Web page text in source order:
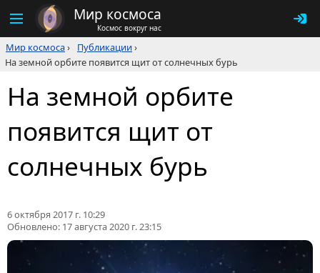
Мир космоса
Космос вокруг нас
Мир космоса› Публикации›
На земной орбите появится щит от солнечных бурь
На земной орбите
появится щит от
солнечных бурь
6 октября 2017 г. 10:29
Обновлено: 17 августа 2020 г. 23:15